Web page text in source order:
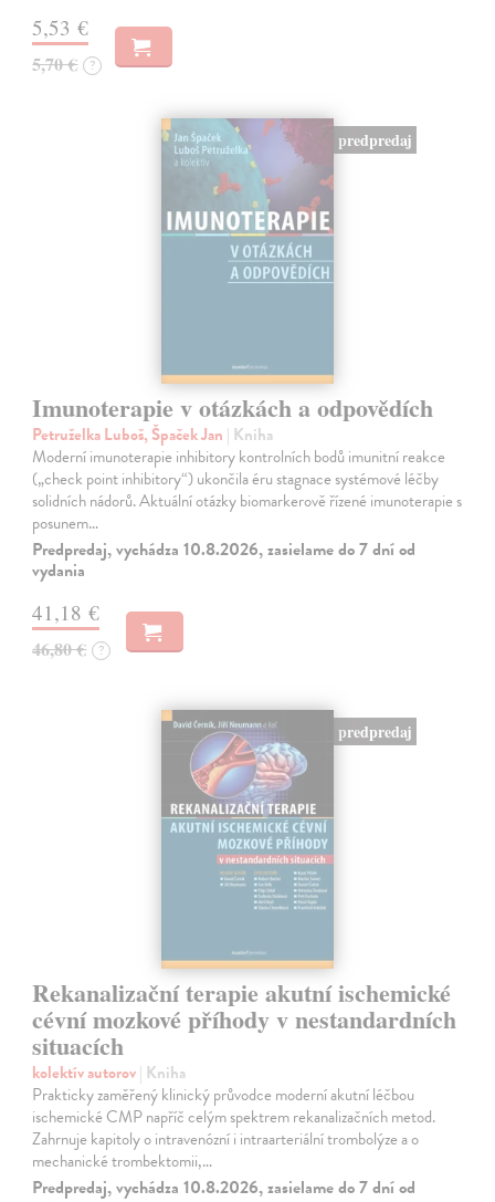
5,53 €
5,70 € ?
predpredaj
Imunoterapie v otázkách a odpovědích
Petruželka Luboš, Špaček Jan | Kniha
Moderní imunoterapie inhibitory kontrolních bodů imunitní reakce
(„check point inhibitory“) ukončila éru stagnace systémové léčby
solidních nádorů. Aktuální otázky biomarkerově řízené imunoterapie s
posunem…
Predpredaj, vychádza 10.8.2026, zasielame do 7 dní od
vydania
41,18 €
46,80 € ?
predpredaj
Rekanalizační terapie akutní ischemické
cévní mozkové příhody v nestandardních
situacích
kolektív autorov| Kniha
Prakticky zaměřený klinický průvodce moderní akutní léčbou
ischemické CMP napříč celým spektrem rekanalizačních metod.
Zahrnuje kapitoly o intravenózní i intraarteriální trombolýze a o
mechanické trombektomii,…
Predpredaj, vychádza 10.8.2026, zasielame do 7 dní od